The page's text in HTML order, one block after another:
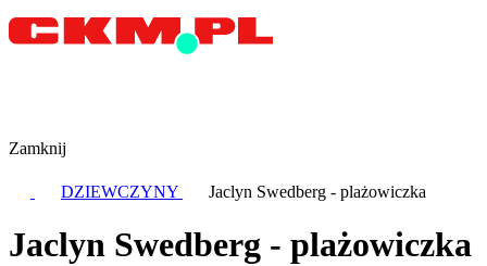
Zamknij
DZIEWCZYNY Jaclyn Swedberg - plażowiczka
Jaclyn Swedberg - plażowiczka